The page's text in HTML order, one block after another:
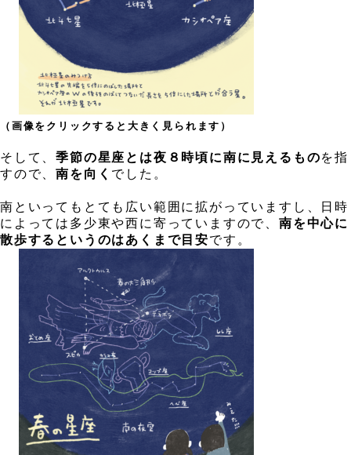
（画像をクリックすると大きく見られます）
そして、季節の星座とは夜８時頃に南に見えるものを指
すので、南を向く でした。
南といってもとても広い範囲に拡がっていますし、日時
によっては多少東や西に寄っていますので、 南を中心に
散歩するというのはあくまで目安です。